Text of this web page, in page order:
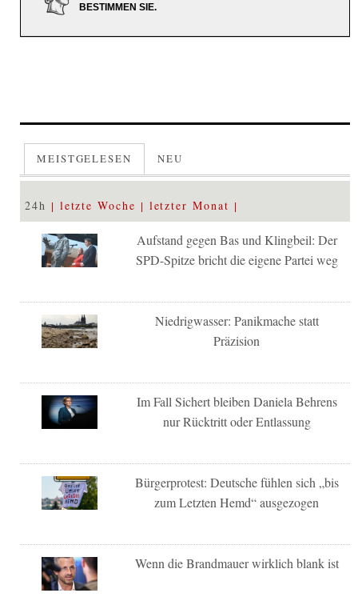
BESTIMMEN SIE.
MEISTGELESEN NEU
24h letzte Woche letzter Monat
Aufstand gegen Bas und Klingbeil: Der
SPD-Spitze bricht die eigene Partei weg
Niedrigwasser: Panikmache statt
Präzision
Im Fall Sichert bleiben Daniela Behrens
nur Rücktritt oder Entlassung
Bürgerprotest: Deutsche fühlen sich „bis
zum Letzten Hemd“ ausgezogen
Wenn die Brandmauer wirklich blank ist